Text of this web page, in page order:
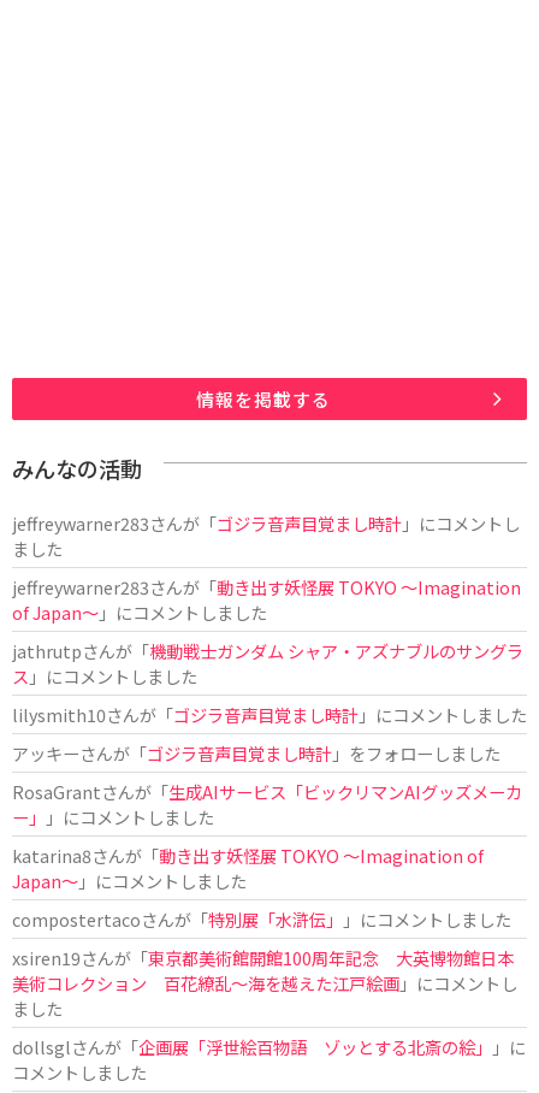
情報を掲載する
みんなの活動
jeffreywarner283さんが「ゴジラ音声目覚まし時計」にコメントし
ました
jeffreywarner283さんが「動き出す妖怪展 TOKYO 〜Imagination
of Japan〜」にコメントしました
jathrutpさんが「機動戦士ガンダム シャア・アズナブルのサングラ
ス 」にコメントしました
lilysmith10さんが「ゴジラ音声目覚まし時計」にコメントしました
アッキーさんが「ゴジラ音声目覚まし時計」をフォローしました
RosaGrantさんが「生成AIサービス「ビックリマンAIグッズメーカ
ー」
」にコメントしました
katarina8さんが「動き出す妖怪展 TOKYO 〜Imagination of
Japan〜」にコメントしました
compostertacoさんが「特別展「水滸伝」
」にコメントしました
xsiren19さんが「東京都美術館開館100周年記念 大英博物館日本
美術コレクション 百花繚乱～海を越えた江戸絵画」にコメントし
ました
dollsglさんが「企画展「浮世絵百物語 ゾッとする北斎の絵」
」に
コメントしました